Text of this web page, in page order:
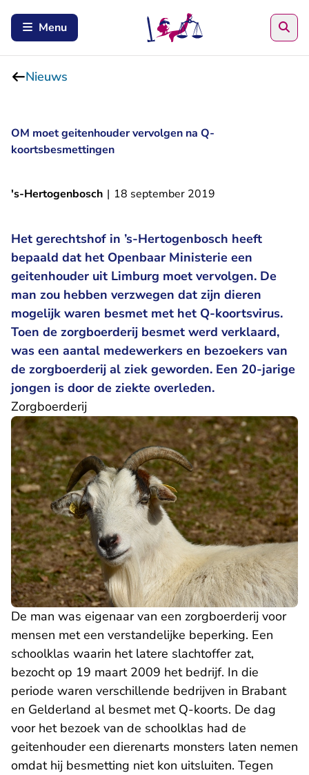
Menu
Nieuws
OM moet geitenhouder vervolgen na Q-
koortsbesmettingen
's-Hertogenbosch | 18 september 2019
Het gerechtshof in ’s-Hertogenbosch heeft
bepaald dat het Openbaar Ministerie een
geitenhouder uit Limburg moet vervolgen. De
man zou hebben verzwegen dat zijn dieren
mogelijk waren besmet met het Q-koortsvirus.
Toen de zorgboerderij besmet werd verklaard,
was een aantal medewerkers en bezoekers van
de zorgboerderij al ziek geworden. Een 20-jarige
jongen is door de ziekte overleden.
Zorgboerderij
De man was eigenaar van een zorgboerderij voor
mensen met een verstandelijke beperking. Een
schoolklas waarin het latere slachtoffer zat,
bezocht op 19 maart 2009 het bedrijf. In die
periode waren verschillende bedrijven in Brabant
en Gelderland al besmet met Q-koorts. De dag
voor het bezoek van de schoolklas had de
geitenhouder een dierenarts monsters laten nemen
omdat hij besmetting niet kon uitsluiten. Tegen